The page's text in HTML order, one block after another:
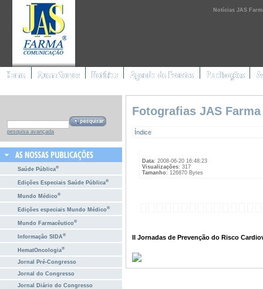
Notícias JAS
pesquisa avançada
Saúde Pública®
Edições Especiais Saúde Pública®
Mundo Médico®
Edições especiais Mundo Médico®
Mundo Farmacêutico®
Informação SIDA®
HematOncologia®
Jornal Pré-Congresso
Jornal do Congresso
Jornal Diário do Congresso
Fotografias JAS
Índice
Data: 2008-06-20 16:48:23
Visualizações: 317
Tamanho: 126870 Bytes
II Jornadas de Prevenção do Risco